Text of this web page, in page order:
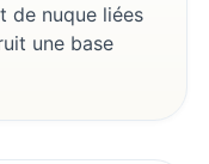
de nuque liées
une base